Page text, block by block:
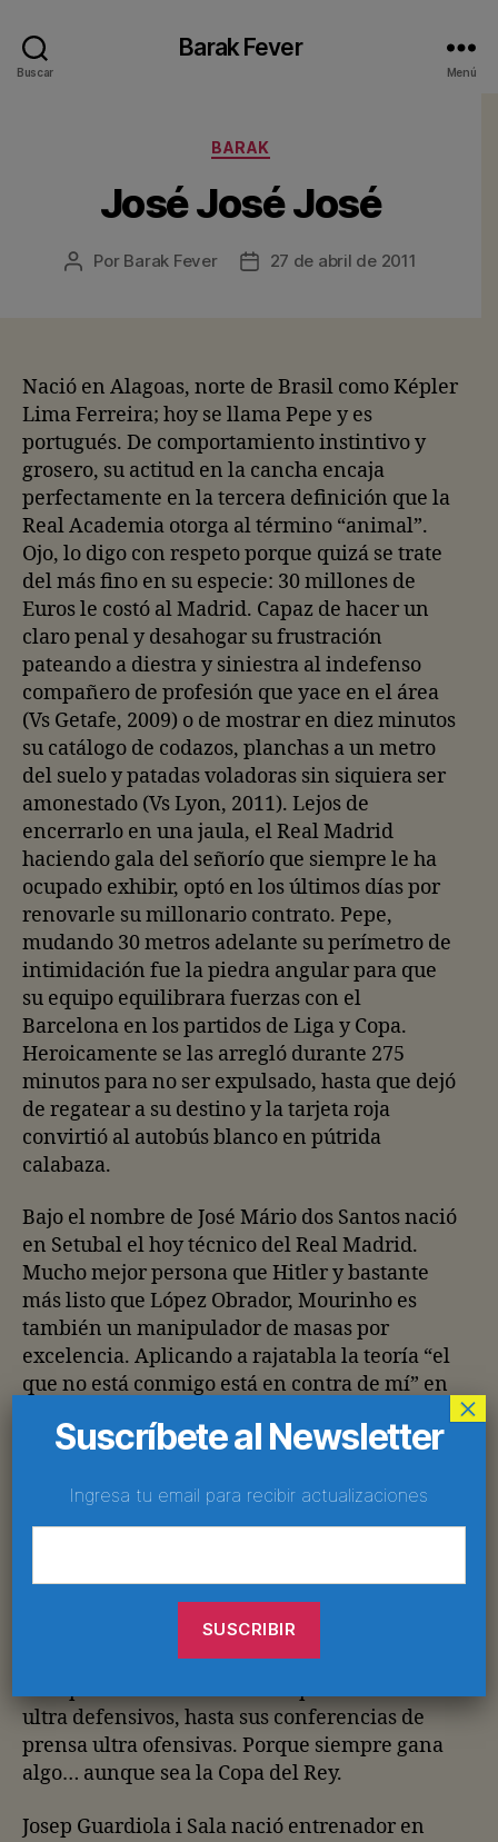
Buscar
Barak Fever
Menú
Categorías
BARAK
José José José
Autor
Por Barak Fever
Fecha27 de abril de 2011
Nació en Alagoas, norte de Brasil como Képler
Lima Ferreira; hoy se llama Pepe y es
portugués. De comportamiento instintivo y
grosero, su actitud en la cancha encaja
perfectamente en la tercera definición que la
Real Academia otorga al término “animal”.
Ojo, lo digo con respeto porque quizá se trate
del más fino en su especie: 30 millones de
Euros le costó al Madrid. Capaz de hacer un
claro penal y desahogar su frustración
pateando a diestra y siniestra al indefenso
compañero de profesión que yace en el área
(Vs Getafe, 2009) o de mostrar en diez minutos
su catálogo de codazos, planchas a un metro
del suelo y patadas voladoras sin siquiera ser
amonestado (Vs Lyon, 2011). Lejos de
encerrarlo en una jaula, el Real Madrid
haciendo gala del señorío que siempre le ha
ocupado exhibir, optó en los últimos días por
renovarle su millonario contrato. Pepe,
mudando 30 metros adelante su perímetro de
intimidación fue la piedra angular para que
su equipo equilibrara fuerzas con el
Barcelona en los partidos de Liga y Copa.
Heroicamente se las arregló durante 275
minutos para no ser expulsado, hasta que dejó
de regatear a su destino y la tarjeta roja
convirtió al autobús blanco en pútrida
calabaza.
Bajo el nombre de José Mário dos Santos nació
en Setubal el hoy técnico del Real Madrid.
Mucho mejor persona que Hitler y bastante
más listo que López Obrador, Mourinho es
también un manipulador de masas por
excelencia. Aplicando a rajatabla la teoría “el
que no está conmigo está en contra de mí” en
persona cien años de odio deportivo entre los
del Real Madrid, muy por encima de Casillas o
Cristiano Ronaldo; mientras en Barcelona es
extraordinario traductor, el mundo perdió a
un peligroso político cuando José optó por
convertirse en el mejor entrenador del
planeta. Hace, deshace, dice y desdice. A Mou
se le perdona todo: desde sus planteamientos
ultra defensivos, hasta sus conferencias de
prensa ultra ofensivas. Porque siempre gana
algo… aunque sea la Copa del Rey.
Josep Guardiola i Sala nació entrenador en
Suscríbete al Newsletter
Ingresa tu email para recibir actualizaciones
×